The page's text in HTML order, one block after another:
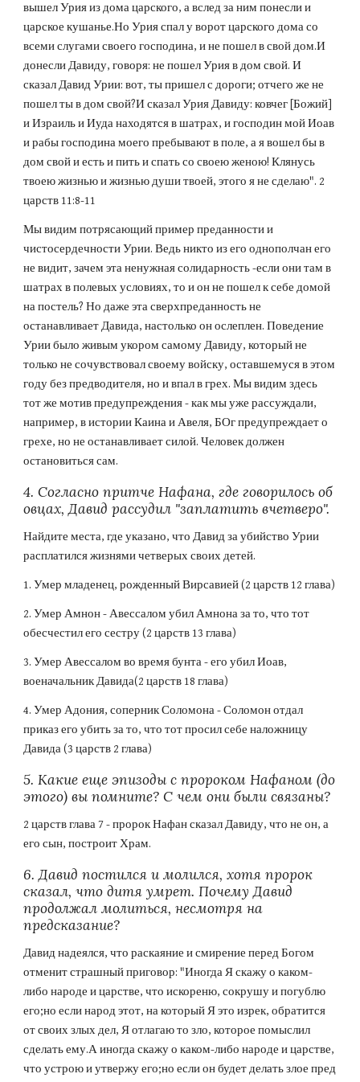
вышел Урия из дома царского, а вслед за ним понесли и
царское кушанье.Но Урия спал у ворот царского дома со
всеми слугами своего господина, и не пошел в свой дом.И
донесли Давиду, говоря: не пошел Урия в дом свой. И
сказал Давид Урии: вот, ты пришел с дороги; отчего же не
пошел ты в дом свой?И сказал Урия Давиду: ковчег [Божий]
и Израиль и Иуда находятся в шатрах, и господин мой Иоав
и рабы господина моего пребывают в поле, а я вошел бы в
дом свой и есть и пить и спать со своею женою! Клянусь
твоею жизнью и жизнью души твоей, этого я не сделаю". 2
царств 11:8-11
Мы видим потрясающий пример преданности и
чистосердечности Урии. Ведь никто из его однополчан его
не видит, зачем эта ненужная солидарность -если они там в
шатрах в полевых условиях, то и он не пошел к себе домой
на постель? Но даже эта сверхпреданность не
останавливает Давида, настолько он ослеплен. Поведение
Урии было живым укором самому Давиду, который не
только не сочувствовал своему войску, оставшемуся в этом
году без предводителя, но и впал в грех. Мы видим здесь
тот же мотив предупреждения - как мы уже рассуждали,
например, в истории Каина и Авеля, БОг предупреждает о
грехе, но не останавливает силой. Человек должен
остановиться сам.
4. Согласно притче Нафана, где говорилось об
овцах, Давид рассудил "заплатить вчетверо".
Найдите места, где указано, что Давид за убийство Урии
расплатился жизнями четверых своих детей.
1. Умер младенец, рожденный Вирсавией (2 царств 12 глава)
2. Умер Амнон - Авессалом убил Амнона за то, что тот
обесчестил его сестру (2 царств 13 глава)
3. Умер Авессалом во время бунта - его убил Иоав,
военачальник Давида(2 царств 18 глава)
4. Умер Адония, соперник Соломона - Соломон отдал
приказ его убить за то, что тот просил себе наложницу
Давида (3 царств 2 глава)
5. Какие еще эпизоды с пророком Нафаном (до
этого) вы помните? С чем они были связаны?
2 царств глава 7 - пророк Нафан сказал Давиду, что не он, а
его сын, построит Храм.
6. Давид постился и молился, хотя пророк
сказал, что дитя умрет. Почему Давид
продолжал молиться, несмотря на
предсказание?
Давид надеялся, что раскаяние и смирение перед Богом
отменит страшный приговор: "Иногда Я скажу о каком-
либо народе и царстве, что искореню, сокрушу и погублю
его;но если народ этот, на который Я это изрек, обратится
от своих злых дел, Я отлагаю то зло, которое помыслил
сделать ему.А иногда скажу о каком-либо народе и царстве,
что устрою и утвержу его;но если он будет делать злое пред